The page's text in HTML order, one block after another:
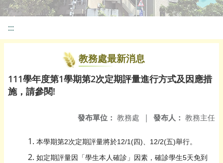
:::
教務處最新消息
111學年度第1學期第2次定期評量進行方式及因應措
施，請參閱!
發布人： 教務主任
發布單位： 教務處 |
本學期第2次定期評量將於12/1(四)、12/2(五)舉行。
如定期評量因「學生本人確診」 因素，確診學生5天免到